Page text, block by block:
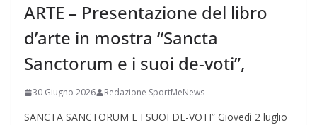
ARTE – Presentazione del libro
d’arte in mostra “Sancta
Sanctorum e i suoi de-voti”,
30 Giugno 2026 Redazione SportMeNews
SANCTA SANCTORUM E I SUOI DE-VOTI” Giovedì 2 luglio